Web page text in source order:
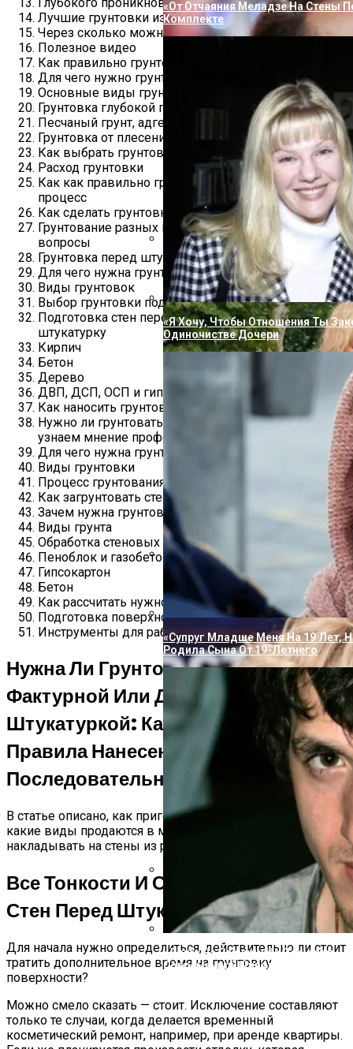
Вперевые Не Сдержал Эмоций,
Семьи Из-За Подарка Пугачевой
Пугачева И Галкин Решили
Повзрослевшими Детьми
«Поседела Я Настолько, Что
Призналась, Почему Не Следит
«От Отчаяния Меладзе На Стены
Комплекте
«Я Хочу, Чтобы Отношения Ты
Одиночистве Дочери
«Супруг Младше Меня На 19 Лет,
Родила Сына От 19-Летнего
«Даже На Секунду Не Пожалел,
Современной Цивилизации
Лучшие грунтовки из магазина
Через сколько можно штукатурить
Полезное видео
Как правильно грунтовать стены
Для чего нужно грунтовать стены?
Основные виды грунтовки.
Грунтовка глубокой пропитки
Песчаный грунт, адгезионный, путсгрунд
Грунтовка от плесени и грибка
Как выбрать грунтовку
Расход грунтовки
Как как правильно грунтовать стены — сам
процесс
Как сделать грунтовку самому?
Грунтование разных поверхностей, ответы на
вопросы
Грунтовка перед штукатуркой стен
Для чего нужна грунтовка
Виды грунтовок
Выбор грунтовки под определенную основу
Подготовка стен перед грунтованием под
штукатурку
Кирпич
Бетон
Дерево
ДВП, ДСП, ОСП и гипсокартон
Как наносить грунтовку
Нужно ли грунтовать стены перед штукатуркой —
узнаем мнение профессионалов
Для чего нужна грунтовка
Виды грунтовки
Процесс грунтования
Как загрунтовать стены перед штукатуркой
Зачем нужна грунтовка
Виды грунта
Обработка стеновых ограждений
Пеноблок и газобетон
Гипсокартон
Бетон
Как рассчитать нужное количество грунта
Подготовка поверхности
Инструменты для работ
Нужна Ли Грунтовка Перед
Фактурной Или Декоративной
Штукатуркой: Какую Выбрать,
Правила Нанесения И
Последовательность Работ
В статье описано, как приготовить грунтовку самим,
какие виды продаются в магазинах. Какую грунтовку
накладывать на стены из разных материалов.
Все Тонкости И Секреты Грунтовки
Стен Перед Штукатуркой
Для начала нужно определиться, действительно ли стоит
тратить дополнительное время на грунтовку
поверхности?
Можно смело сказать — стоит. Исключение составляют
только те случаи, когда делается временный
косметический ремонт, например, при аренде квартиры.